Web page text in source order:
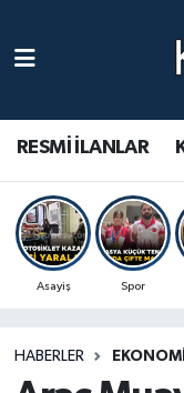
RESMİ İLANLAR
Asayiş Spor
HABERLER EKONOMI
Gündem
Güncel
Spor
Ulusal